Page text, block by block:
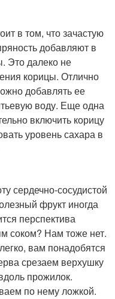
в том, что зачастую
добавляют в
Это далеко не
корицы. Отлично
добавлять ее
воду. Еще одна
включить корицу
уровень сахара в
сердечно-сосудистой
фрукт иногда
перспектива
соком? Нам тоже нет.
вам понадобятся
срезаем верхушку
прожилок.
по нему ложкой.